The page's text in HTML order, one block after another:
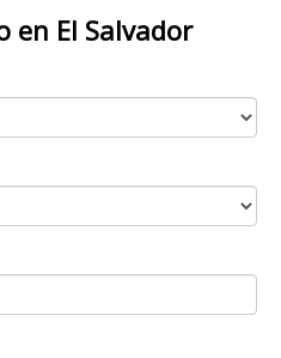
en El Salvador